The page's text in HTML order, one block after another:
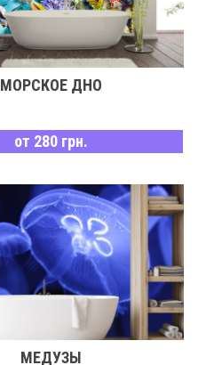
МОРСКОЕ ДНО
от 280 грн.
МЕДУЗЫ